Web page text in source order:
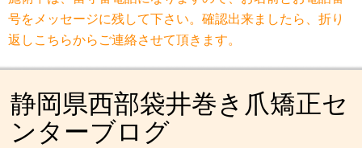
号をメッセージに残して下さい。確認出来ましたら、折り
返しこちらからご連絡させて頂きます。
静岡県西部袋井巻き爪矯正セ
ンターブログ